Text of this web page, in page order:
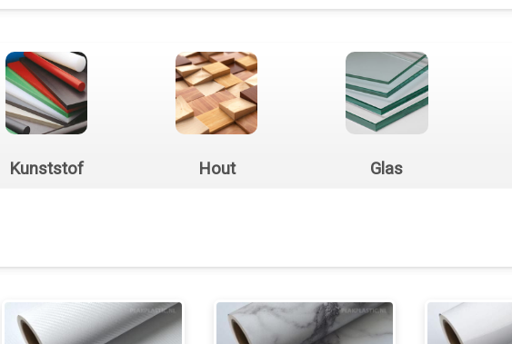
Kunststof Hout Glas